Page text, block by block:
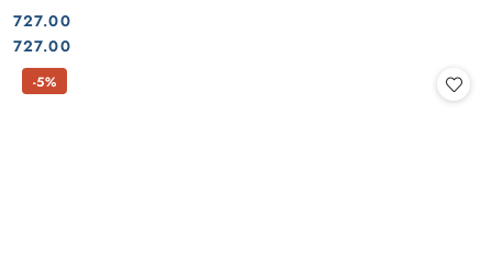
Cena:
727.00
Cena:
727.00
-5%